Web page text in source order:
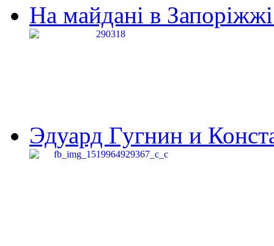
На майдані в
Эдуард Гугнин и